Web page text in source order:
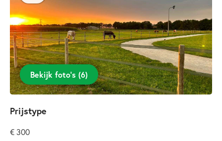
Bekijk foto’s (6)
Prijstype
€ 300